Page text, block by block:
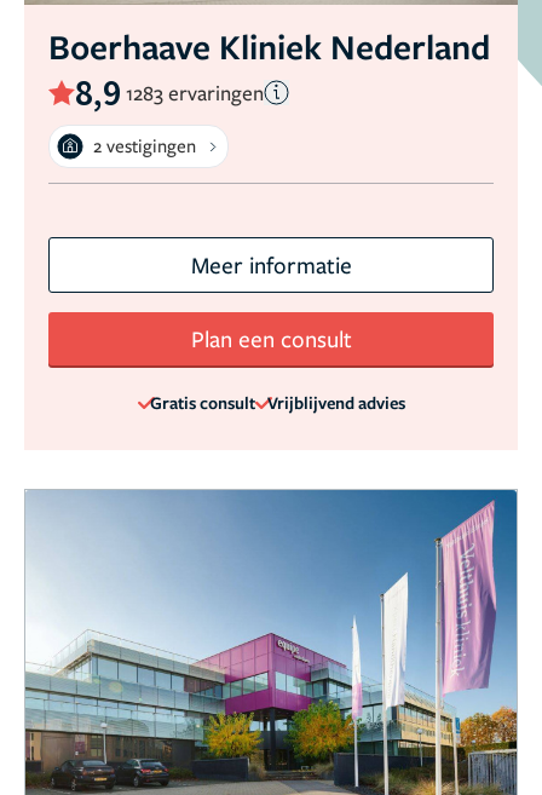
Boerhaave Kliniek Nederland
8,9 1283 ervaringen
2 vestigingen
Meer informatie
Plan een consult
Gratis consult Vrijblijvend advies